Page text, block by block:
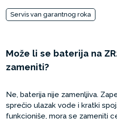
Servis van garantnog roka
Može li se baterija na
zameniti?
Ne, baterija nije zamenljiva.
sprečio ulazak vode i kratki
funkcioniše, mora se zameniti